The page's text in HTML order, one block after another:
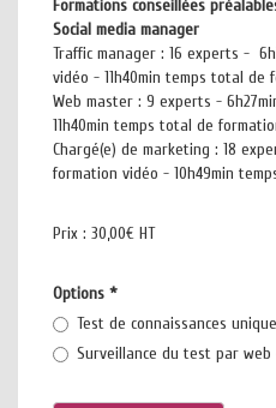
Formations conseillées
Social media manager
Traffic manager : 16 experts -
vidéo - 11h40min temps total de
Web master : 9 experts -
11h40min temps total de
Chargé(e) de marketing : 18
formation vidéo - 10h49min
Prix : 30,00€ HT
Options *
Test de connaissances
Surveillance du test par web